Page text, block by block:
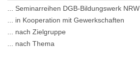
... Seminarreihen DGB-Bildungswerk NRW
... in Kooperation mit Gewerkschaften
... nach Zielgruppe
... nach Thema